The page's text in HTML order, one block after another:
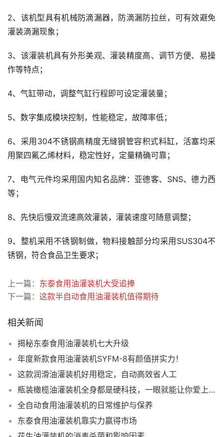
2、该机型具有机械防滴漏器，防滴漏防拉丝，可有效避免
灌装滴漏现象；
3、该灌装机具有外形美观、灌装精度高、调节方便、易操
作等特点；
4、气缸带动，调整气缸行程即可设定灌装量；
5、数字集成模块控制，性能稳定，故障率低；
6、采用304不锈钢高精度无缝钢管容积式料缸，活塞均采
用聚四氟乙烯材料，稳定性好，定量精确可靠；
7、电气元件均采用国内知名品牌：亚德客、SNS、德力西
等；
8、先快后慢双流速高效灌装，灌装速度可随意调整；
9、整机采用不锈钢制做，物料接触部分均采用SUS304不
锈钢，符合食品卫生要求；
上一篇： 东泰食用油灌装机大受追捧
下一篇： 这款半自动食用油灌装机值得期待
相关新闻
揭秘东泰食用油灌装机七大升级
年度新款食用油灌装机SYFM-8有颜值拼实力！
这款润滑油灌装机好用稳定，自动高效省人工
瓶装橄榄油灌装机全身都是硬科技，一眼就能让你爱上它！
全自动食用油灌装机的日常维护与保养
东泰食用油灌装机靠实力赢得市场